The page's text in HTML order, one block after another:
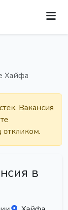
Хайфа
Вакансия
откликом.
в